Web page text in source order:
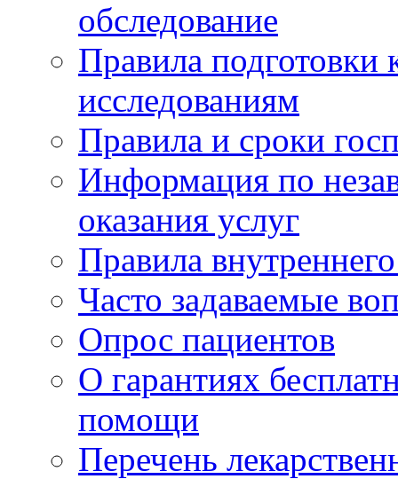
обследование
Правила подготовки
исследованиям
Правила и сроки
Информация по
оказания услуг
Правила
Часто задаваемые
Опрос пациентов
О гарантиях
помощи
Перечень